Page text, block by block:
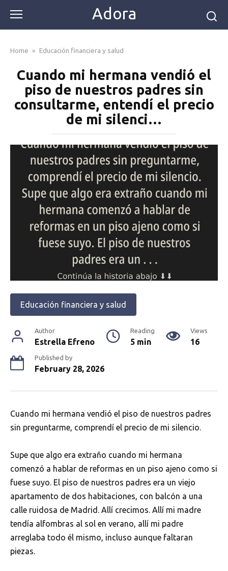
content
Adora
Home » Educación financiera y salud
Cuando mi hermana vendió el
piso de nuestros padres sin
consultarme, entendí el precio
de mi silenci…
Educación financiera y salud
Author
Estrella Efreno
Reading
5 min
Views
16
Published by
February 28, 2026
Cuando mi hermana vendió el piso de nuestros padres
sin preguntarme, comprendí el precio de mi silencio.
Supe que algo era extraño cuando mi hermana
comenzó a hablar de reformas en un piso ajeno como si
fuese suyo. El piso de nuestros padres era un viejo
apartamento de dos habitaciones, con balcón a una
calle ruidosa de Madrid. Allí crecimos. Allí mi madre
tendía alfombras al sol en verano, allí mi padre
arreglaba todo él mismo, incluso aunque faltaran
piezas.